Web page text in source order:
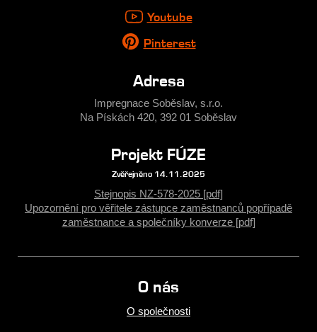
Youtube
Pinterest
Adresa
Impregnace Soběslav, s.r.o.
Na Pískách 420, 392 01 Soběslav
Projekt FÚZE
Zvěřejněno 14.11.2025
Stejnopis NZ-578-2025 [pdf]
Upozornění pro věřitele zástupce zaměstnanců popřípadě
zaměstnance a společníky konverze [pdf]
O nás
O společnosti